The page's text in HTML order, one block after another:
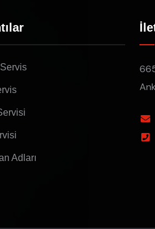
Adları